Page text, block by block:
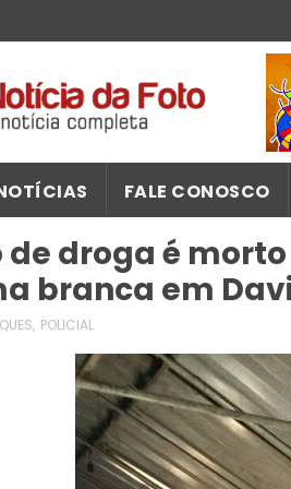
FALE CONOSCO
de droga é
branca em
, POLICIAL